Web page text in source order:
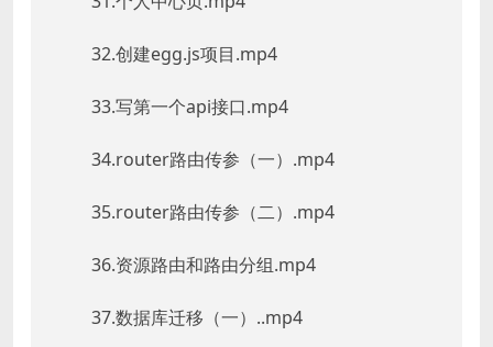
32.创建egg.js项目.mp4
33.写第一个api接口.mp4
34.router路由传参（一）.mp4
35.router路由传参（二）.mp4
36.资源路由和路由分组.mp4
37.数据库迁移（一）..mp4